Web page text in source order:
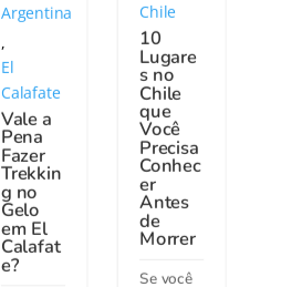
Argentina
,
El
Calafate
Vale a
Pena
Fazer
Trekkin
g no
Gelo
em El
Calafat
e?
Chile
10
Lugare
s no
Chile
que
Você
Precisa
Conhec
er
Antes
de
Morrer
Se você